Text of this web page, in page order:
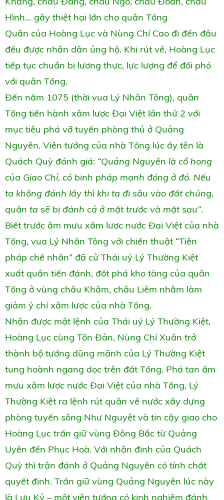
Hình… gây thiệt hại lớn cho quân Tống
Quân của Hoàng Lục và Nùng Chí Cao đi đến đâu
đều được nhân dân ủng hộ. Khi rút về, Hoàng Lục
tiếp tục chuẩn bị lương thực, lực lượng để đối phó
với quân Tống.
Đến năm 1075 (thời vua Lý Nhân Tông), quân
Tống tiến hành xâm lược Đại Việt lần thứ 2 với
mục tiêu phá vỡ tuyến phòng thủ ở Quảng
Nguyên. Viên tướng của nhà Tống lúc ấy tên là
Quách Quỳ đánh giá: “Quảng Nguyên là cổ họng
của Giao Chỉ, có binh pháp mạnh đóng ở đó. Nếu
ta không đánh lấy thì khi ta đi sâu vào đất chúng,
quân ta sẽ bị đánh cả ở mặt trước và mặt sau”.
Biết trước âm mưu xâm lược nước Đại Việt của nhà
Tống, vua Lý Nhân Tông với chiến thuật “Tiên
pháp chế nhân” đã cử Thái uý Lý Thường Kiệt
xuất quân tiến đánh, đốt phá kho tàng của quân
Tống ở vùng châu Khâm, châu Liêm nhằm làm
giảm ý chí xâm lược của nhà Tống.
Nhận được mật lệnh của Thái uý Lý Thường Kiệt,
Hoàng Lục cùng Tôn Đản, Nùng Chí Xuân trở
thành bộ tướng dũng mãnh của Lý Thường Kiệt
tung hoành ngang dọc trên đất Tống. Phá tan âm
mưu xâm lược nước Đại Việt của nhà Tống, Lý
Thường Kiệt ra lệnh rút quân về nước xây dựng
phòng tuyến sông Như Nguyệt và tin cậy giao cho
Hoàng Lục trấn giữ vùng Đông Bắc từ Quảng
Uyên đến Phục Hoà. Với nhận định của Quách
Quỳ thì trận đánh ở Quảng Nguyên có tính chất
quyết định. Trấn giữ vùng Quảng Nguyên lúc này
là Lưu Kỷ – một viên tướng có kinh nghiệm đánh